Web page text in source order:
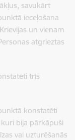
savukārt
ieceļošana
un vienam
atgrieztas
trīs
konstatēti
bija pārkāpuši
vai uzturēšanās